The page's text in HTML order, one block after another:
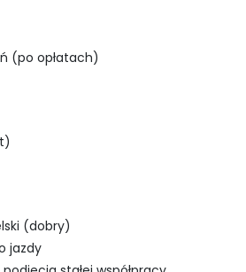
(po opłatach)
(dobry)
jazdy